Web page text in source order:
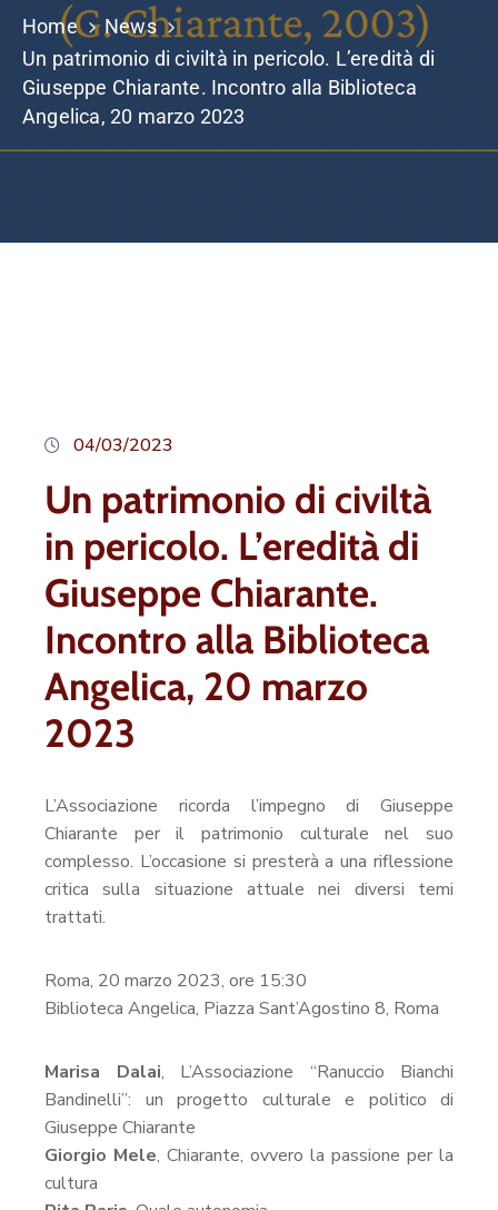
Home
News
Un patrimonio di civiltà in pericolo. L’eredità di
Giuseppe Chiarante. Incontro alla Biblioteca
Angelica, 20 marzo 2023
04/03/2023
Un patrimonio di civiltà
in pericolo. L’eredità di
Giuseppe Chiarante.
Incontro alla Biblioteca
Angelica, 20 marzo
2023
L’Associazione ricorda l’impegno di Giuseppe
Chiarante per il patrimonio culturale nel suo
complesso. L’occasione si presterà a una riflessione
critica sulla situazione attuale nei diversi temi
trattati.
Roma, 20 marzo 2023, ore 15:30
Biblioteca Angelica, Piazza Sant’Agostino 8, Roma
Marisa Dalai, L’Associazione “Ranuccio Bianchi
Bandinelli”: un progetto culturale e politico di
Giuseppe Chiarante
Giorgio Mele, Chiarante, ovvero la passione per la
cultura